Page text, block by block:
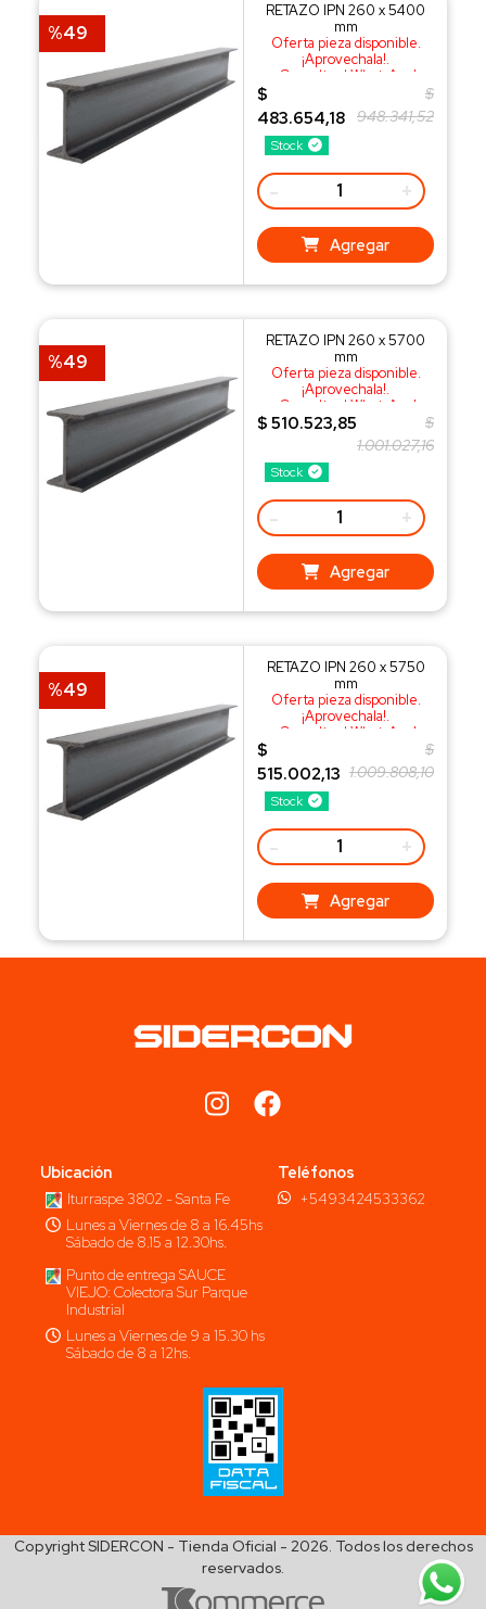
%49
Stock
RETAZO IPN 260 x 5400
mm
Oferta pieza disponible.
¡Aprovechala!.
¡Consulta al WhatsApp!
$
483.654,18
$
948.341,52
- +
Agregar
%49
Stock
RETAZO IPN 260 x 5700
mm
Oferta pieza disponible.
¡Aprovechala!.
¡Consulta al WhatsApp!
$ 510.523,85
$
1.001.027,16
- +
Agregar
%49
Stock
RETAZO IPN 260 x 5750
mm
Oferta pieza disponible.
¡Aprovechala!.
¡Consulta al WhatsApp!
$
515.002,13
$
1.009.808,10
- +
Agregar
Ubicación
Iturraspe 3802 - Santa Fe
Lunes a Viernes de 8 a 16.45hs
Sábado de 8.15 a 12.30hs.
Punto de entrega SAUCE
VIEJO: Colectora Sur Parque
Industrial
Lunes a Viernes de 9 a 15.30 hs
Sábado de 8 a 12hs.
Teléfonos
+5493424533362
Copyright SIDERCON - Tienda Oficial - 2026. Todos los derechos
reservados.